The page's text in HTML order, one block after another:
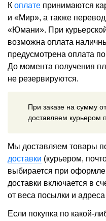
К оплате принимаются
и «Мир», а также
«Юмани». При
возможна оплата
предусмотрена оплата
До момента получения
не резервируются.
При заказе на сумму
доставляем курьером
Мы доставляем товары
доставки (курьером,
выбирается при
доставки включается в
от веса посылки и
Если покупка по какой-